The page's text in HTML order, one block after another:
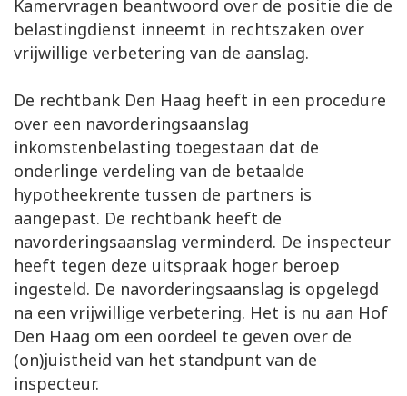
Kamervragen beantwoord over de positie die de
belastingdienst inneemt in rechtszaken over
vrijwillige verbetering van de aanslag.
De rechtbank Den Haag heeft in een procedure
over een navorderingsaanslag
inkomstenbelasting toegestaan dat de
onderlinge verdeling van de betaalde
hypotheekrente tussen de partners is
aangepast. De rechtbank heeft de
navorderingsaanslag verminderd. De inspecteur
heeft tegen deze uitspraak hoger beroep
ingesteld. De navorderingsaanslag is opgelegd
na een vrijwillige verbetering. Het is nu aan Hof
Den Haag om een oordeel te geven over de
(on)juistheid van het standpunt van de
inspecteur.